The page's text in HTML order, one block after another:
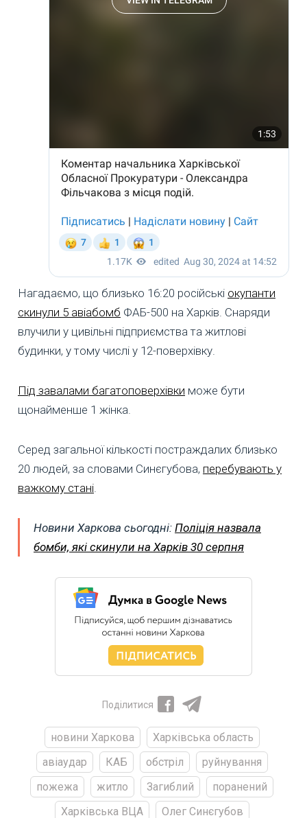
Нагадаємо, що близько 16:20 російські окупанти
скинули 5 авіабомб ФАБ-500 на Харків. Снаряди
влучили у цивільні підприємства та житлові
будинки, у тому числі у 12-поверхівку.
Під завалами багатоповерхівки може бути
щонайменше 1 жінка.
Серед загальної кількості постраждалих близько
20 людей, за словами Синєгубова, перебувають у
важкому стані.
Новини Харкова сьогодні: Поліція назвала
бомби, які скинули на Харків 30 серпня
Поділитися
новини Харкова
Харківська область
авіаудар
КАБ обстріл
руйнування
пожежа
житло Загиблий
поранений
Харківська ВЦА
Олег Синєгубов